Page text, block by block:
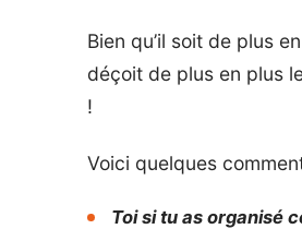
Bien qu’il soit de plus
déçoit de plus en plus
!
Voici quelques
Toi si tu as organisé